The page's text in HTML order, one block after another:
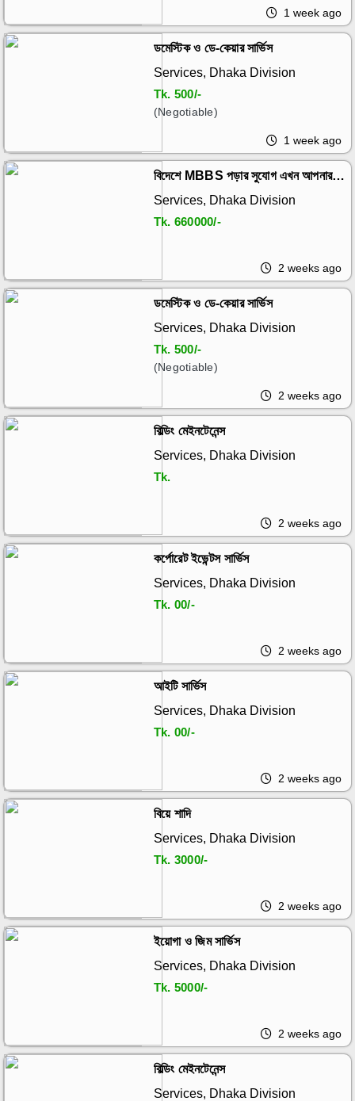
1 week ago
ডমেস্টিক ও ডে-কেয়ার সার্ভিস
Services, Dhaka Division
Tk. 500/-
(Negotiable)
1 week ago
বিদেশে MBBS পড়ার সুযোগ এখন আপনার
হাতের নাগালে।
Services, Dhaka Division
Tk. 660000/-
2 weeks ago
ডমেস্টিক ও ডে-কেয়ার সার্ভিস
Services, Dhaka Division
Tk. 500/-
(Negotiable)
2 weeks ago
বিল্ডিং মেইনটেনেন্স
Services, Dhaka Division
Tk.
2 weeks ago
কর্পোরেট ইভেন্টস সার্ভিস
Services, Dhaka Division
Tk. 00/-
2 weeks ago
আইটি সার্ভিস
Services, Dhaka Division
Tk. 00/-
2 weeks ago
বিয়ে শাদি
Services, Dhaka Division
Tk. 3000/-
2 weeks ago
ইয়োগা ও জিম সার্ভিস
Services, Dhaka Division
Tk. 5000/-
2 weeks ago
বিল্ডিং মেইনটেনেন্স
Services, Dhaka Division